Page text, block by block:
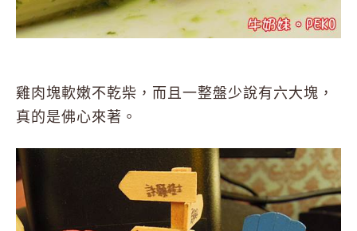
雞肉塊軟嫩不乾柴，而且一整盤少說有六大塊，
真的是佛心來著。